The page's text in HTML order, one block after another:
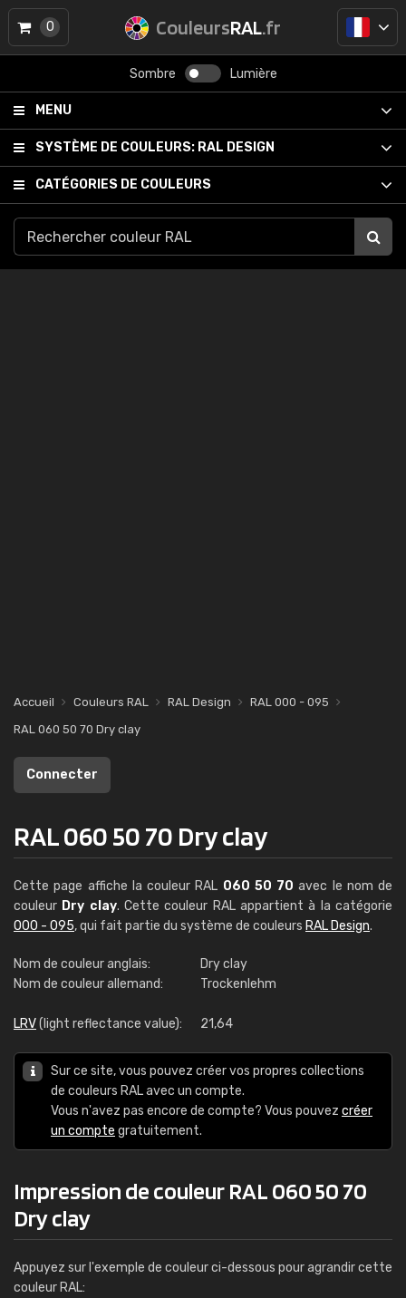
CouleursRAL.fr
Sombre Lumière
MENU
SYSTÈME DE COULEURS: RAL DESIGN
CATÉGORIES DE COULEURS
0
Accueil Couleurs RAL RAL Design
RAL 000 - 095
RAL 060 50 70 Dry clay
Connecter
RAL 060 50 70 Dry clay
Cette page affiche la couleur RAL 060 50 70 avec le nom de
couleur Dry clay. Cette couleur RAL appartient à la catégorie
000 - 095, qui fait partie du système de couleurs RAL Design.
Nom de couleur anglais:
Dry clay
Nom de couleur allemand:
Trockenlehm
LRV(light reflectance value): 21,64
Sur ce site, vous pouvez créer vos propres collections
de couleurs RAL avec un compte.
Vous n'avez pas encore de compte? Vous pouvez créer
un compte gratuitement.
Impression de couleur RAL 060 50 70
Dry clay
Appuyez sur l'exemple de couleur ci-dessous pour agrandir cette
couleur RAL: